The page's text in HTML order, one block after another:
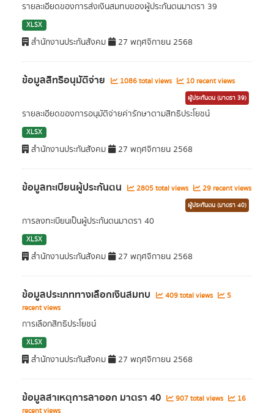
รายละเอียดของการส่งเงินสมทบของผู้ประกันตนมาตรา 39
XLSX
สำนักงานประกันสังคม 27 พฤศจิกายน 2568
ข้อมูลสิทธิอนุมัติจ่าย 1086 total views 10 recent views
ผู้ประกันตน (มาตรา 39)
รายละเอียดของการอนุมัติจ่ายค่ารักษาตามสิทธิประโยชน์
XLSX
สำนักงานประกันสังคม 27 พฤศจิกายน 2568
ข้อมูลทะเบียนผู้ประกันตน 2805 total views 29 recent views
ผู้ประกันตน (มาตรา 40)
การลงทะเบียนเป็นผู้ประกันตนมาตรา 40
XLSX
สำนักงานประกันสังคม 27 พฤศจิกายน 2568
ข้อมูลประเภททางเลือกเงินสมทบ 409 total views
5
recent views
การเลือกสิทธิประโยชน์
XLSX
สำนักงานประกันสังคม 27 พฤศจิกายน 2568
ข้อมูลสาเหตุการลาออก มาตรา 40 907 total views
16
recent views